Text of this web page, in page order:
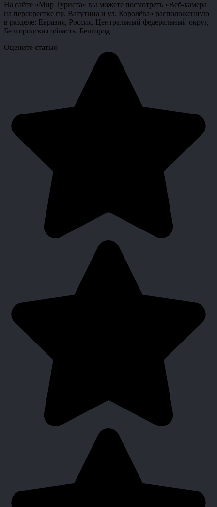
На сайте «Мир Туриста» вы можете посмотреть «Веб-камера
на перекрестке пр. Ватутина и ул. Королёва» расположенную
в разделе: Евразия, Россия, Центральный федеральный округ,
Белгородская область, Белгород.
Оцените статью